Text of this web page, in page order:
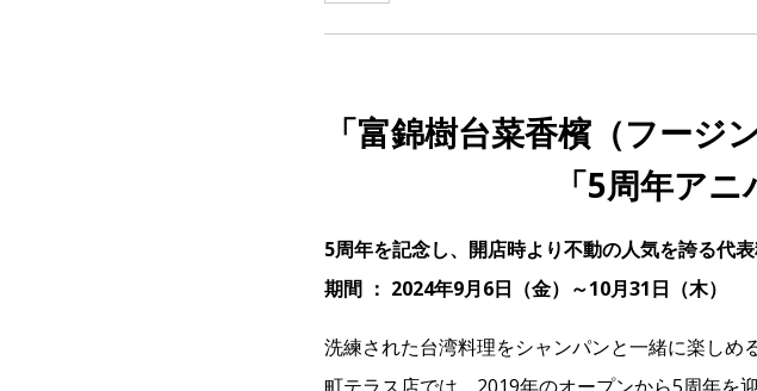
「富錦樹台菜香檳（フージ
「5周年ア
5周年を記念し、開店時より不動の人気を誇る代
期間 ： 2024年9月6日（金）～10月31日（木）
洗練された台湾料理をシャンパンと一緒に楽し